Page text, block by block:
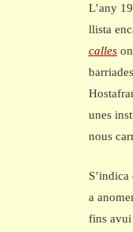
L’any
llista
calleson
unes
nous
a
fins avui